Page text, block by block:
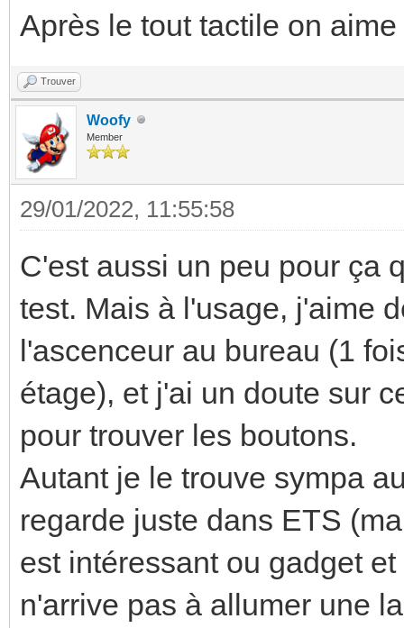
Après le tout tactile on
Trouver
Woofy
Member
29/01/2022, 11:55:58
C'est aussi un peu pour ça
test. Mais à l'usage, j'aime
l'ascenceur au bureau (1
étage), et j'ai un doute sur
pour trouver les boutons.
Autant je le trouve sympa
regarde juste dans ETS
est intéressant ou gadget
n'arrive pas à allumer une